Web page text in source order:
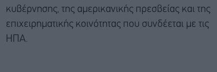
κυβέρνησης, της αμερικανικής πρεσβείας και της
επιχειρηματικής κοινότητας που συνδέεται με τις
ΗΠΑ.